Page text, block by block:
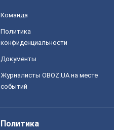
Команда
Политика
конфиденциальности
Документы
Журналисты OBOZ.UA на месте
событий
Политика